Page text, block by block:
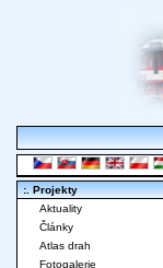
:. Projekty
Aktuality
Články
Atlas drah
Fotogalerie